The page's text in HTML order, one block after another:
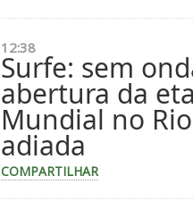
12:38
Surfe: sem
abertura da
Mundial no
adiada
COMPARTILHAR